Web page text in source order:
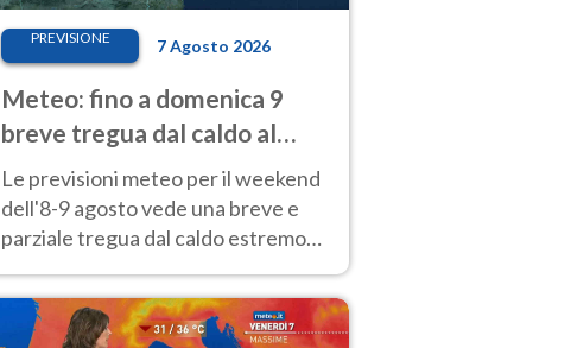
PREVISIONE 7 Agosto 2026
Meteo: fino a domenica 9
breve tregua dal caldo al
Nord! Altrove calura e afa
Le previsioni meteo per il weekend
dell'8-9 agosto vede una breve e
parziale tregua dal caldo estremo
40 gradi.